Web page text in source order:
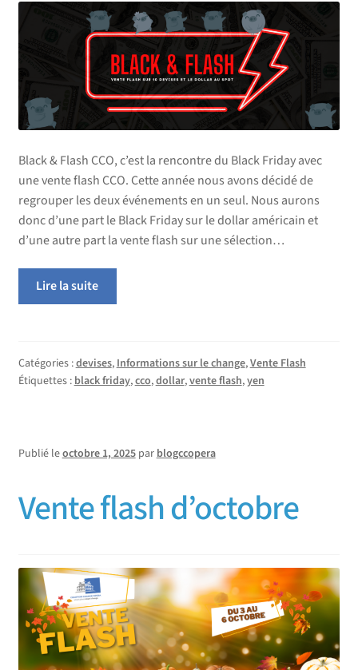
Black & Flash CCO, c’est la rencontre du Black Friday avec
une vente flash CCO. Cette année nous avons décidé de
regrouper les deux événements en un seul. Nous aurons
donc d’une part le Black Friday sur le dollar américain et
d’une autre part la vente flash sur une sélection…
Lire la suite
Catégories :devises, Informations sur le change,Vente Flash
Étiquettes : black friday,cco,dollar,vente flash,yen
Publié leoctobre 1, 2025 parblogccopera
Vente flash d’octobre